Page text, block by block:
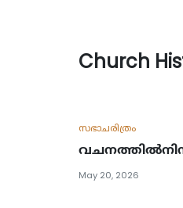
Church
സഭാചരിത്രം
May 20, 2026